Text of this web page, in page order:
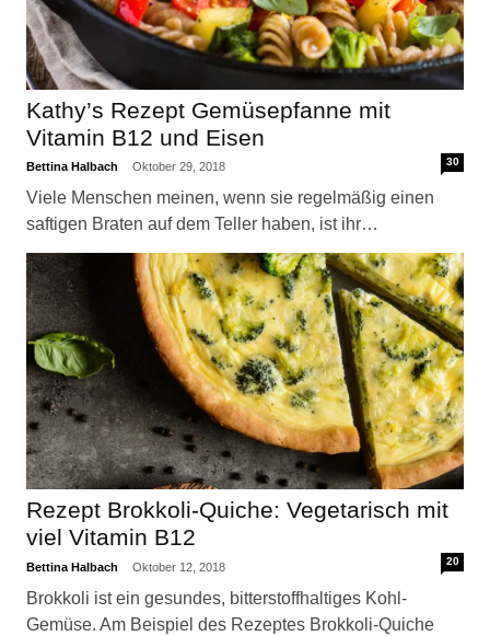
Kathy’s Rezept Gemüsepfanne mit
Vitamin B12 und Eisen
Bettina Halbach Oktober 29, 2018 30
Viele Menschen meinen, wenn sie regelmäßig einen
saftigen Braten auf dem Teller haben, ist ihr…
Rezept Brokkoli-Quiche: Vegetarisch mit
viel Vitamin B12
Bettina Halbach Oktober 12, 2018 20
Brokkoli ist ein gesundes, bitterstoffhaltiges Kohl-
Gemüse. Am Beispiel des Rezeptes Brokkoli-Quiche